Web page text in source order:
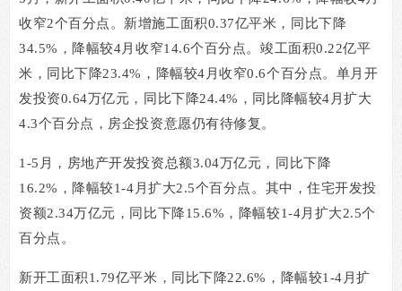
收窄2个百分点。新增施工面积0.37亿平米，同比下降
34.5% ，降幅较4月收窄14.6个百分点。竣工面积0.22亿平
米，同比下降23.4% ，降幅较4月收窄0.6个百分点。单月开
发投资0.64万亿元，同比下降24.4% ，同比降幅较4月扩大
4.3个百分点，房企投资意愿仍有待修复。
1-5 月，房地产开发投资总额3.04万亿元，同比下降
16.2% ，降幅较1-4月扩大2.5个百分点。其中，住宅开发投
资额2.34万亿元，同比下降15.6% ，降幅较1-4月扩大2.5个
百分点。
新开工面积1.79亿平米，同比下降22.6% ，降幅较1-4月扩